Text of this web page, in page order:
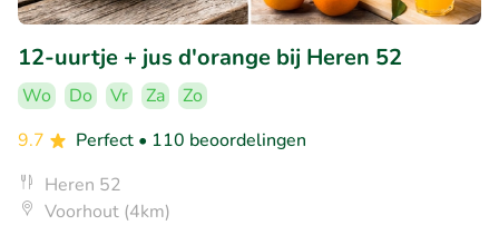
12-uurtje + jus d'orange bij Heren 52
Wo Do Vr Za
Zo
9.7
Perfect • 110 beoordelingen
Heren 52
Voorhout (4km)